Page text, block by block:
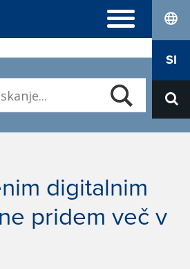
SI
digitalnim
pridem več v